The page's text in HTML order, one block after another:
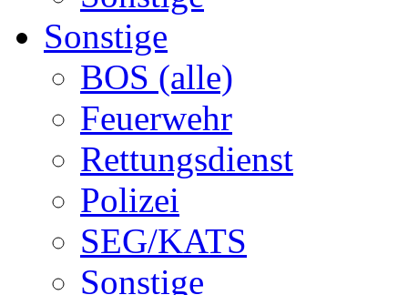
Sonstige
BOS (alle)
Feuerwehr
Rettungsdienst
Polizei
SEG/KATS
Sonstige